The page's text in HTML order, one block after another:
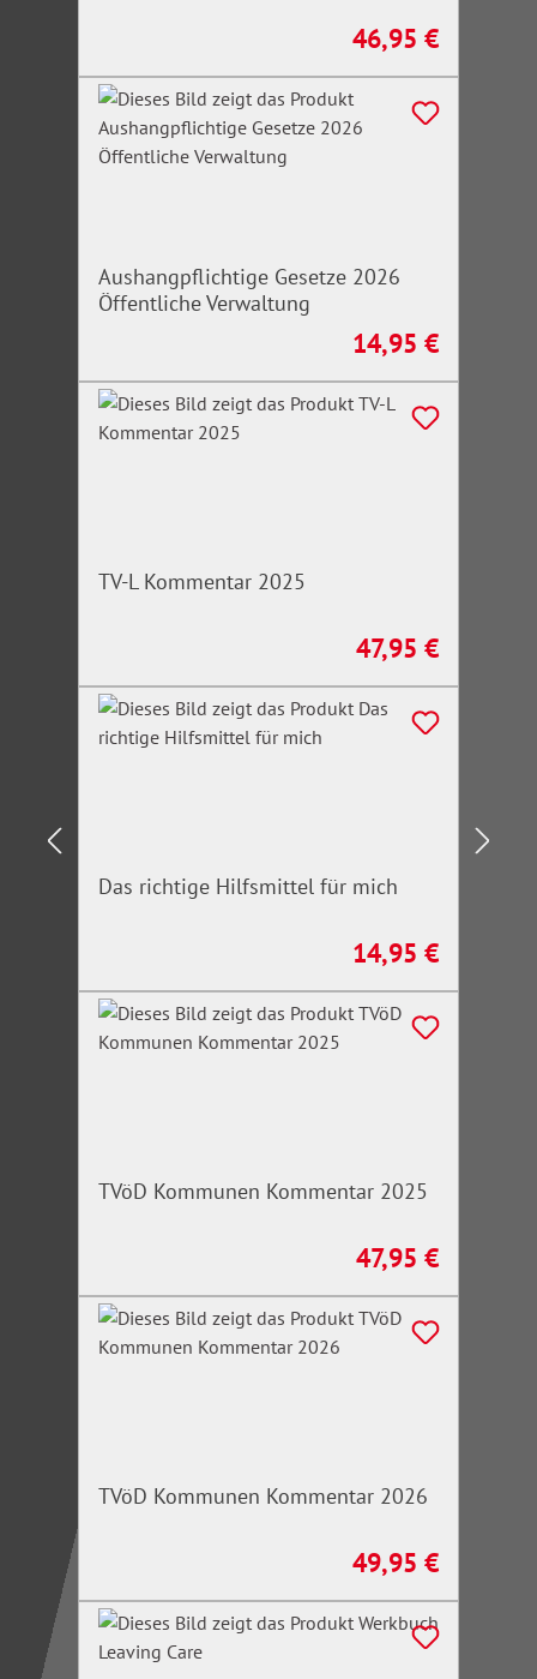
Regulärer Preis:
46,95 €
Aushangpflichtige Gesetze 2026
Öffentliche Verwaltung
Regulärer Preis:
14,95 €
TV-L Kommentar 2025
Regulärer Preis:
47,95 €
Das richtige Hilfsmittel für mich
Regulärer Preis:
14,95 €
TVöD Kommunen Kommentar 2025
Regulärer Preis:
47,95 €
TVöD Kommunen Kommentar 2026
Regulärer Preis:
49,95 €